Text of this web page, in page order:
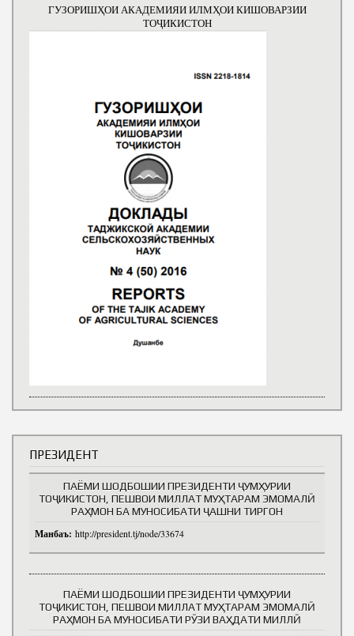
ГУЗОРИШҲОИ АКАДЕМИЯИ ИЛМҲОИ КИШОВАРЗИИ
ТОҶИКИСТОН
ПРЕЗИДЕНТ
ПАЁМИ ШОДБОШИИ ПРЕЗИДЕНТИ ҶУМҲУРИИ
ТОҶИКИСТОН, ПЕШВОИ МИЛЛАТ МУҲТАРАМ ЭМОМАЛӢ
РАҲМОН БА МУНОСИБАТИ ҶАШНИ ТИРГОН
Манбаъ: http://president.tj/node/33674
ПАЁМИ ШОДБОШИИ ПРЕЗИДЕНТИ ҶУМҲУРИИ
ТОҶИКИСТОН, ПЕШВОИ МИЛЛАТ МУҲТАРАМ ЭМОМАЛӢ
РАҲМОН БА МУНОСИБАТИ РӮЗИ ВАҲДАТИ МИЛЛӢ